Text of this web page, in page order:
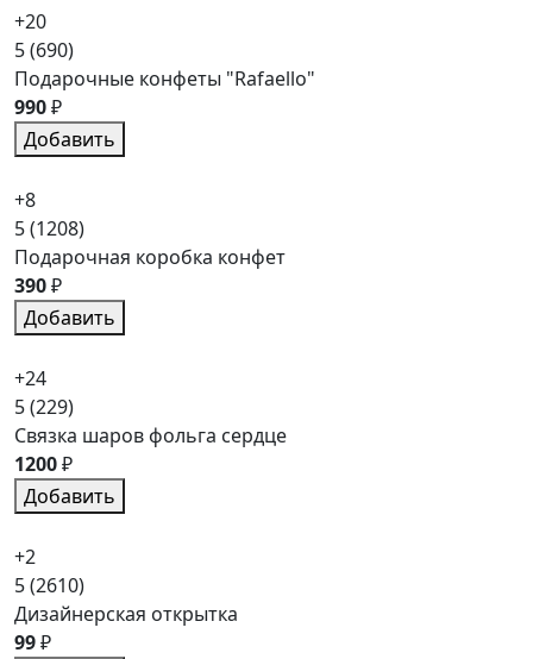
+20
5(690)
Подарочные конфеты "Rafaello"
990₽
Добавить
+8
5(1208)
Подарочная коробка конфет
390₽
Добавить
+24
5(229)
Связка шаров фольга сердце
1200₽
Добавить
+2
5(2610)
Дизайнерская открытка
99₽